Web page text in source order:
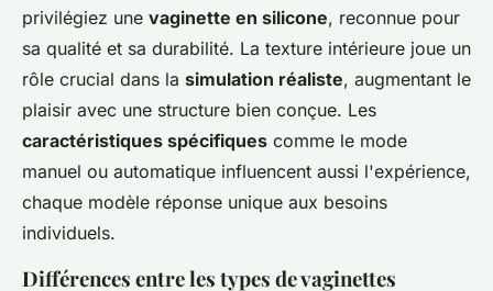
privilégiez une vaginette en silicone, reconnue pour
sa qualité et sa durabilité. La texture intérieure joue un
rôle crucial dans la simulation réaliste, augmentant le
plaisir avec une structure bien conçue. Les
caractéristiques spécifiques comme le mode
manuel ou automatique influencent aussi l'expérience,
chaque modèle réponse unique aux besoins
individuels.
Différences entre les types de vaginettes